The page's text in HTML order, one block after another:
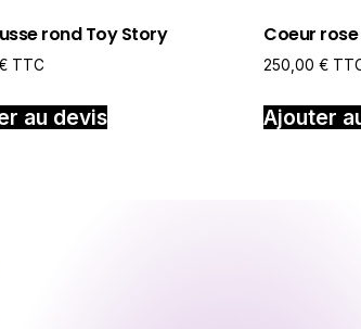
rond Toy Story
TTC
au devis
Coeur
250,00€
Ajouter